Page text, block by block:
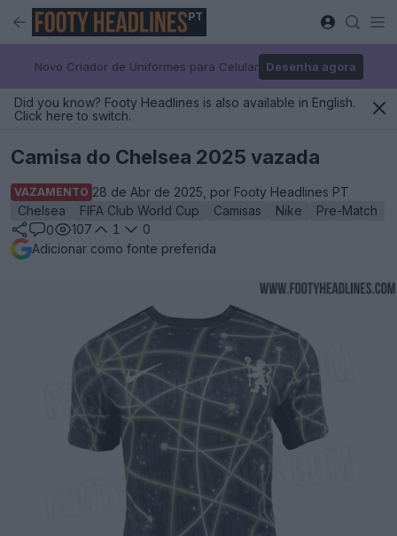
PT
Novo Criador de Uniformes para Celular Desenha agora
Did you know? Footy Headlines is also available in English.
Click here to switch.
Camisa do Chelsea 2025 vazada
VAZAMENTO 28 de Abr de 2025, por Footy Headlines PT
Chelsea
FIFA Club World Cup Camisas Nike
Pre-Match
0
107 1
0
Adicionar como fonte preferida